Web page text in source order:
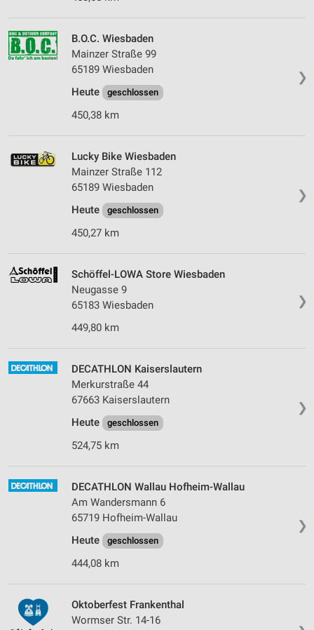
❯
B.O.C. Wiesbaden
Mainzer Straße 99
65189 Wiesbaden
Heute
geschlossen
450,38 km
❯
Lucky Bike Wiesbaden
Mainzer Straße 112
65189 Wiesbaden
Heute
geschlossen
450,27 km
❯
Schöffel-LOWA Store Wiesbaden
Neugasse 9
65183 Wiesbaden
449,80 km
❯
DECATHLON Kaiserslautern
Merkurstraße 44
67663 Kaiserslautern
Heute
geschlossen
524,75 km
❯
DECATHLON Wallau Hofheim-Wallau
Am Wandersmann 6
65719 Hofheim-Wallau
Heute
geschlossen
444,08 km
Oktoberfest Frankenthal
Wormser Str. 14-16